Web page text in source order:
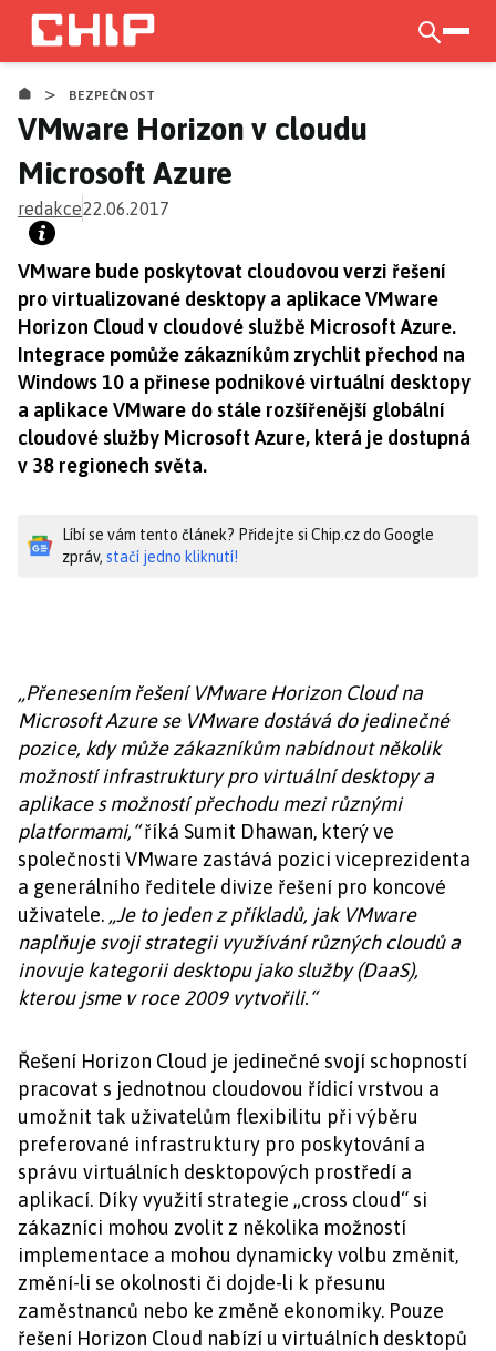
Přejít
hlavnímu
obsahu
> BEZPEČNOST
VMware Horizon v cloudu
Microsoft Azure
redakce22.06.2017
VMware bude poskytovat cloudovou verzi řešení
pro virtualizované desktopy a aplikace VMware
Horizon Cloud v cloudové službě Microsoft Azure.
Integrace pomůže zákazníkům zrychlit přechod na
Windows 10 a přinese podnikové virtuální desktopy
a aplikace VMware do stále rozšířenější globální
cloudové služby Microsoft Azure, která je dostupná
v 38 regionech světa.
Líbí se vám tento článek? Přidejte si Chip.cz do Google
zpráv, stačí jedno kliknutí!
„Přenesením řešení VMware Horizon Cloud na
Microsoft Azure se VMware dostává do jedinečné
pozice, kdy může zákazníkům nabídnout několik
možností infrastruktury pro virtuální desktopy a
aplikace s možností přechodu mezi různými
platformami,“říká Sumit Dhawan, který ve
společnosti VMware zastává pozici viceprezidenta
a generálního ředitele divize řešení pro koncové
uživatele. „Je to jeden z příkladů, jak VMware
naplňuje svoji strategii využívání různých cloudů a
inovuje kategorii desktopu jako služby (DaaS),
kterou jsme v roce 2009 vytvořili.“
Řešení Horizon Cloud je jedinečné svojí schopností
pracovat s jednotnou cloudovou řídicí vrstvou a
umožnit tak uživatelům flexibilitu při výběru
preferované infrastruktury pro poskytování a
správu virtuálních desktopových prostředí a
aplikací. Díky využití strategie „cross cloud“ si
zákazníci mohou zvolit z několika možností
implementace a mohou dynamicky volbu změnit,
změní-li se okolnosti či dojde-li k přesunu
zaměstnanců nebo ke změně ekonomiky. Pouze
řešení Horizon Cloud nabízí u virtuálních desktopů